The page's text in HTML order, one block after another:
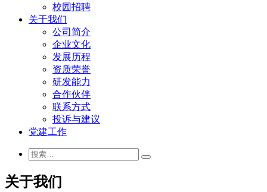
校园招聘
关于我们
公司简介
企业文化
发展历程
资质荣誉
研发能力
合作伙伴
联系方式
投诉与建议
党建工作
关于我们